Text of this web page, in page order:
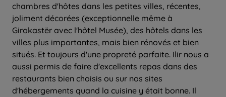
chambres d'hôtes dans les petites villes, récentes,
joliment décorées (exceptionnelle même à
Girokastër avec l'hôtel Musée), des hôtels dans les
villes plus importantes, mais bien rénovés et bien
situés. Et toujours d'une propreté parfaite. Ilir nous a
aussi permis de faire d'excellents repas dans des
restaurants bien choisis ou sur nos sites
d'hébergements quand la cuisine y était bonne. Il